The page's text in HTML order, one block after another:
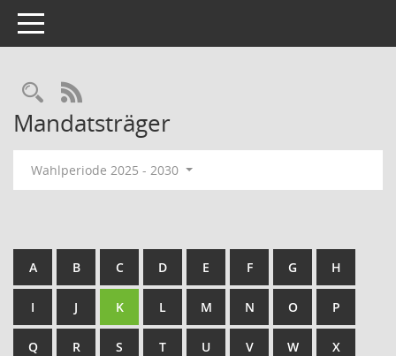
Toggle navigation
Rechercheauswahl
RSS-Feed
Mandatsträger
Wahlperiode 2025 - 2030
A B C D E F G H
I J K L M N O P
Q R S T U V W X